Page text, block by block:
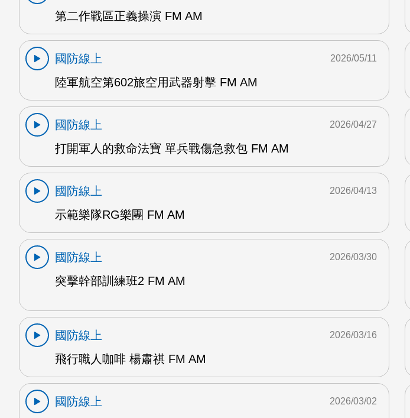
第二作戰區正義操演 FM AM
國防線上
陸軍航空第602旅空用武器射擊 FM AM
2026/05/11
國防線上
打開軍人的救命法寶 單兵戰傷急救包 FM AM
2026/04/27
國防線上
示範樂隊RG樂團 FM AM
2026/04/13
國防線上
突擊幹部訓練班2 FM AM
2026/03/30
國防線上
飛行職人咖啡 楊肅祺 FM AM
2026/03/16
國防線上
2026/03/02